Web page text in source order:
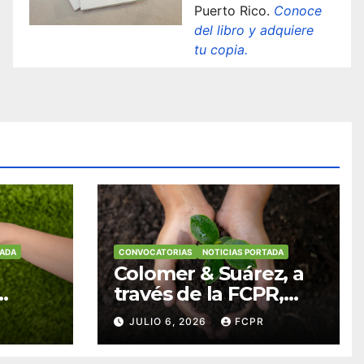
Puerto Rico. Conoce
del libro y adquiere
tu copia.
CONVOCATORIAS NOTICIAS PORTADA
Colomer & Suárez, a
través de la FCPR,
abre convocatoria
para apoyar
JULIO 6, 2026 FCPR